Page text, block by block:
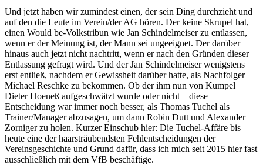
Und jetzt haben wir zumindest einen, der sein Ding durchzieht und
auf den die Leute im Verein/der AG hören. Der keine Skrupel hat,
einen Would be-Volkstribun wie Jan Schindelmeiser zu entlassen,
wenn er der Meinung ist, der Mann sei ungeeignet. Der darüber
hinaus auch jetzt nicht nachtritt, wenn er nach den Gründen dieser
Entlassung gefragt wird. Und der Jan Schindelmeiser wenigstens
erst entließ, nachdem er Gewissheit darüber hatte, als Nachfolger
Michael Reschke zu bekommen. Ob der ihm nun von Kumpel
Dieter Hoeneß aufgeschwätzt wurde oder nicht – diese
Entscheidung war immer noch besser, als Thomas Tuchel als
Trainer/Manager abzusagen, um dann Robin Dutt und Alexander
Zorniger zu holen. Kurzer Einschub hier: Die Tuchel-Affäre bis
heute eine der haarsträubendsten Fehlentscheidungen der
Vereinsgeschichte und Grund dafür, dass ich mich seit 2015 hier fast
ausschließlich mit dem VfB beschäftige.